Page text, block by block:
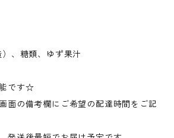
、糖類、ゆず果汁
です☆
面の備考欄にご希望の配達時間をご記